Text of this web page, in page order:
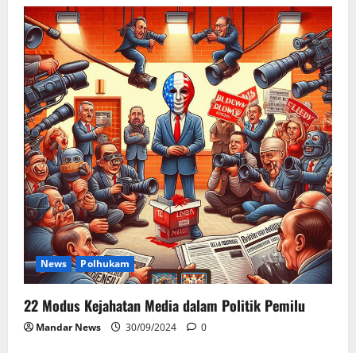
News Polhukam
22 Modus Kejahatan Media dalam Politik Pemilu
Mandar News 30/09/2024 0